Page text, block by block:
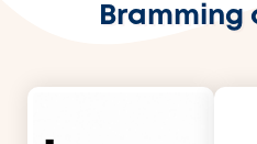
Bramming